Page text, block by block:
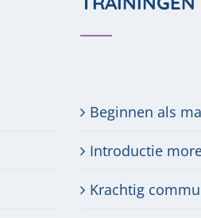
Beginnen als
Introductie
Krachtig